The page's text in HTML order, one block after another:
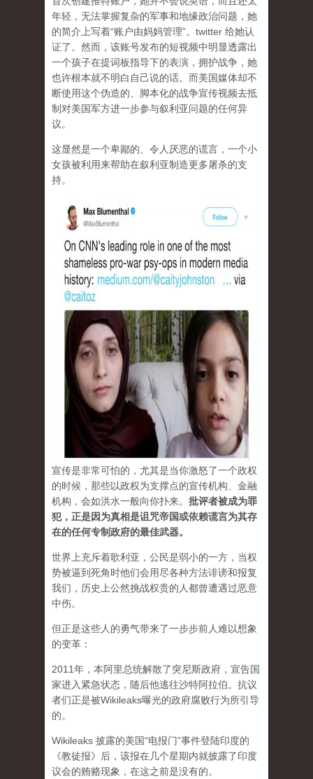
年轻，无法掌握复杂的军事和地缘政治问题，她
的简介上写着“账户由妈妈管理”。twitter 给她认
证了。然而，该账号发布的短视频中明显透露出
一个孩子在提词板指导下的表演，拥护战争，她
也许根本就不明白自己说的话。而美国媒体却不
断使用这个伪造的、脚本化的战争宣传视频去抵
制对美国军方进一步参与叙利亚问题的任何异
议。
这显然是一个卑鄙的、令人厌恶的谎言，一个小
女孩被利用来帮助在叙利亚制造更多屠杀的支
持。
宣传是非常可怕的，尤其是当你激怒了一个政权
的时候，那些以政权为支撑点的宣传机构、金融
机构，会如洪水一般向你扑来。 批评者被成为罪
犯，正是因为真相是诅咒帝国或依赖谎言为其存
在的任何专制政府的最佳武器。
世界上充斥着歌利亚，公民是弱小的一方，当权
势被逼到死角时他们会用尽各种方法诽谤和报复
我们，历史上公然挑战权贵的人都曾遭遇过恶意
中伤。
但正是这些人的勇气带来了一步步前人难以想象
的变革：
2011年，本阿里总统解散了突尼斯政府，宣告国
家进入紧急状态，随后他逃往沙特阿拉伯。抗议
者们正是被Wikileaks曝光的政府腐败行为所引导
的。
Wikileaks 披露的美国“电报门”事件登陆印度的
《教徒报》后，该报在几个星期内就披露了印度
议会的贿赂现象，在这之前是没有的。